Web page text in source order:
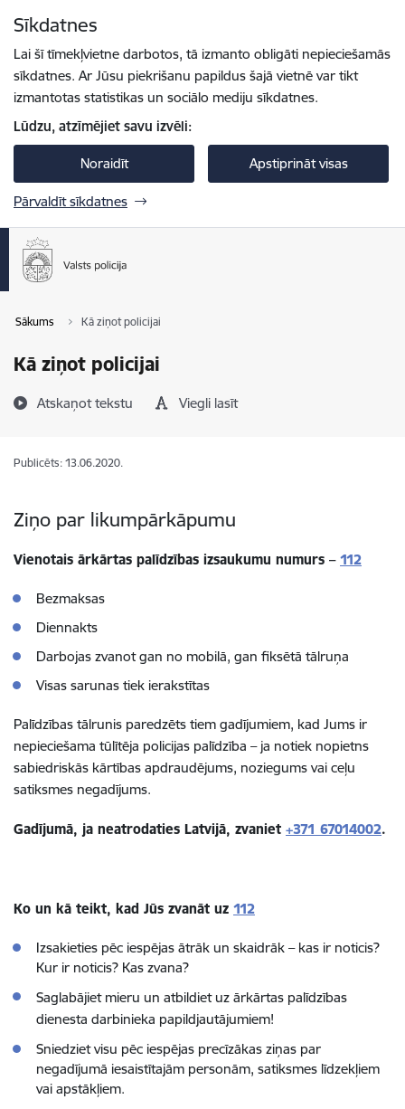
Sīkdatnes
Lai šī tīmekļvietne darbotos, tā izmanto obligāti nepieciešamās
sīkdatnes. Ar Jūsu piekrišanu papildus šajā vietnē var tikt
izmantotas statistikas un sociālo mediju sīkdatnes.
Lūdzu, atzīmējiet savu izvēli:
Noraidīt Apstiprināt visas
Pārvaldīt sīkdatnes
Sākums Kā ziņot policijai
Kā ziņot policijai
Atskaņot tekstu Viegli lasīt
Publicēts: 13.06.2020.
Ziņo par likumpārkāpumu
Vienotais ārkārtas palīdzības izsaukumu numurs – 112
Bezmaksas
Diennakts
Darbojas zvanot gan no mobilā, gan fiksētā tālruņa
Visas sarunas tiek ierakstītas
Palīdzības tālrunis paredzēts tiem gadījumiem, kad Jums ir
nepieciešama tūlītēja policijas palīdzība – ja notiek nopietns
sabiedriskās kārtības apdraudējums, noziegums vai ceļu
satiksmes negadījums.
Gadījumā, ja neatrodaties Latvijā, zvaniet +371 67014002.
Ko un kā teikt, kad Jūs zvanāt uz 112
Izsakieties pēc iespējas ātrāk un skaidrāk – kas ir noticis?
Kur ir noticis? Kas zvana?
Saglabājiet mieru un atbildiet uz ārkārtas palīdzības
dienesta darbinieka papildjautājumiem!
Sniedziet visu pēc iespējas precīzākas ziņas par
negadījumā iesaistītajām personām, satiksmes līdzekļiem
vai apstākļiem.